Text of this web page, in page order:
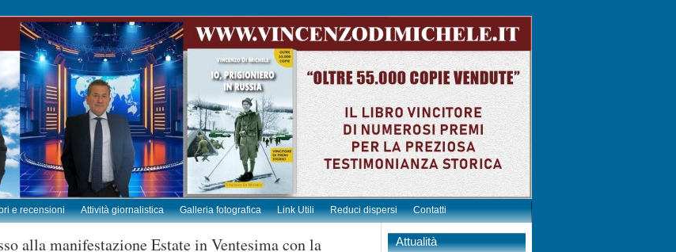
e recensioni Attività giornalistica Galleria fotografica Link Utili Reduci dispersi Contatti
alla manifestazione Estate in Ventesima con la
Attualità